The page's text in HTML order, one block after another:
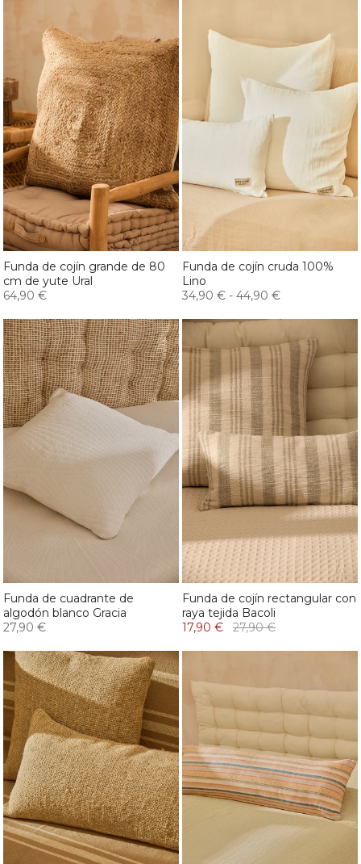
Funda de cojín grande de 80
cm de yute Ural
64,90 €
Funda de cojín cruda 100%
Lino
34,90 € - 44,90 €
Funda de cuadrante de
algodón blanco Gracia
27,90 €
Funda de cojín rectangular con
raya tejida Bacoli
17,90 €
27,90 €